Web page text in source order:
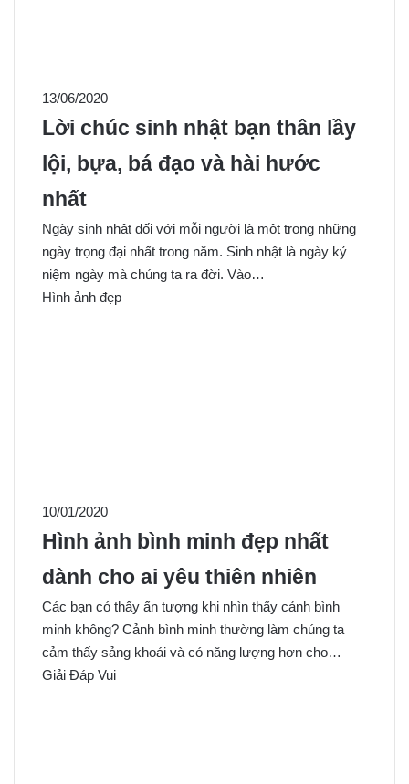
13/06/2020
Lời chúc sinh nhật bạn thân lầy
lội, bựa, bá đạo và hài hước
nhất
Ngày sinh nhật đối với mỗi người là một trong những
ngày trọng đại nhất trong năm. Sinh nhật là ngày kỷ
niệm ngày mà chúng ta ra đời. Vào…
Hình ảnh đẹp
10/01/2020
Hình ảnh bình minh đẹp nhất
dành cho ai yêu thiên nhiên
Các bạn có thấy ấn tượng khi nhìn thấy cảnh bình
minh không? Cảnh bình minh thường làm chúng ta
cảm thấy sảng khoái và có năng lượng hơn cho…
Giải Đáp Vui